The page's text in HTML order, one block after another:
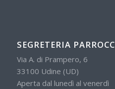
SEGRETERIA
Via A. di Prampero, 6
33100 Udine (UD)
Aperta dal lunedì al venerdì